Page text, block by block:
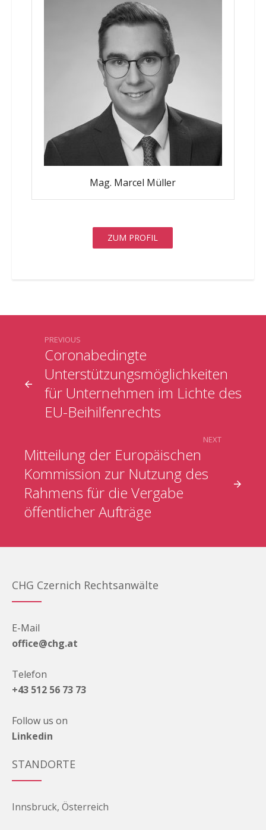
Mag. Marcel Müller
ZUM PROFIL
Coronabedingte
Unterstützungsmöglichkeiten
für Unternehmen im Lichte des
EU-Beihilfenrechts
PREVIOUS
Mitteilung der Europäischen
Kommission zur Nutzung des
Rahmens für die Vergabe
öffentlicher Aufträge
NEXT
CHG Czernich Rechtsanwälte
E-Mail
office@chg.at
Telefon
+43 512 56 73 73
Follow us on
Linkedin
STANDORTE
Innsbruck, Österreich